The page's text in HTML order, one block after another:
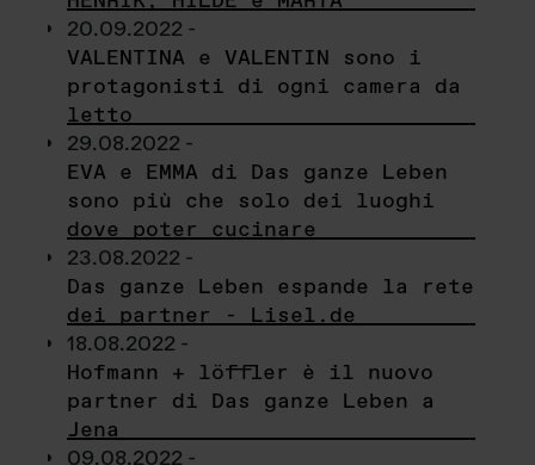
20.09.2022 -
VALENTINA e VALENTIN sono i
protagonisti di ogni camera da
letto
29.08.2022 -
EVA e EMMA di Das ganze Leben
sono più che solo dei luoghi
dove poter cucinare
23.08.2022 -
Das ganze Leben espande la rete
dei partner - Lisel.de
18.08.2022 -
Hofmann + löffler è il nuovo
partner di Das ganze Leben a
Jena
09.08.2022 -